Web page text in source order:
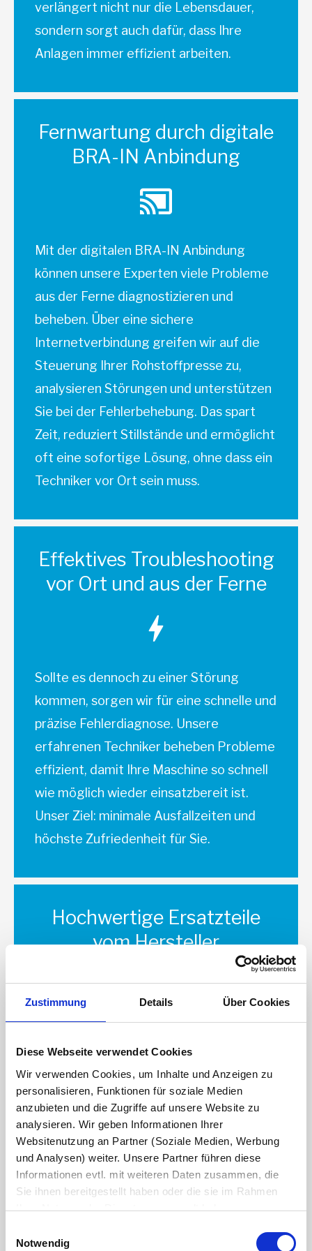
Zustimmung Details Über Cookies
Diese Webseite verwendet Cookies
Wir verwenden Cookies, um Inhalte und Anzeigen zu
personalisieren, Funktionen für soziale Medien
anzubieten und die Zugriffe auf unsere Website zu
analysieren. Wir geben Informationen Ihrer
Websitenutzung an Partner (Soziale Medien, Werbung
und Analysen) weiter. Unsere Partner führen diese
Informationen evtl. mit weiteren Daten zusammen, die
Sie ihnen bereitgestellt haben oder die sie im Rahmen
Ihrer Nutzung der Dienste gesammelt haben.
USA oder Drittstaaten übertragen und dort verarbeitet.
Notwendig
verlängert nicht nur die Lebensdauer,
sondern sorgt auch dafür, dass Ihre
Anlagen immer effizient arbeiten.
Fernwartung durch digitale
BRA-IN Anbindung
Mit der digitalen BRA-IN Anbindung
können unsere Experten viele Probleme
aus der Ferne diagnostizieren und
beheben. Über eine sichere
Internetverbindung greifen wir auf die
Steuerung Ihrer Rohstoffpresse zu,
analysieren Störungen und unterstützen
Sie bei der Fehlerbehebung. Das spart
Zeit, reduziert Stillstände und ermöglicht
oft eine sofortige Lösung, ohne dass ein
Techniker vor Ort sein muss.
Effektives Troubleshooting
vor Ort und aus der Ferne
Sollte es dennoch zu einer Störung
kommen, sorgen wir für eine schnelle und
präzise Fehlerdiagnose. Unsere
erfahrenen Techniker beheben Probleme
effizient, damit Ihre Maschine so schnell
wie möglich wieder einsatzbereit ist.
Unser Ziel: minimale Ausfallzeiten und
höchste Zufriedenheit für Sie.
Hochwertige Ersatzteile
vom Hersteller
Qualität und Zuverlässigkeit Ihrer
Rohstoffpresse zu gewährleisten. So
vermeiden Sie unerwartete Ausfälle und
können sicher sein, dass Ihre Maschine
immer auf dem neuesten Stand bleibt.